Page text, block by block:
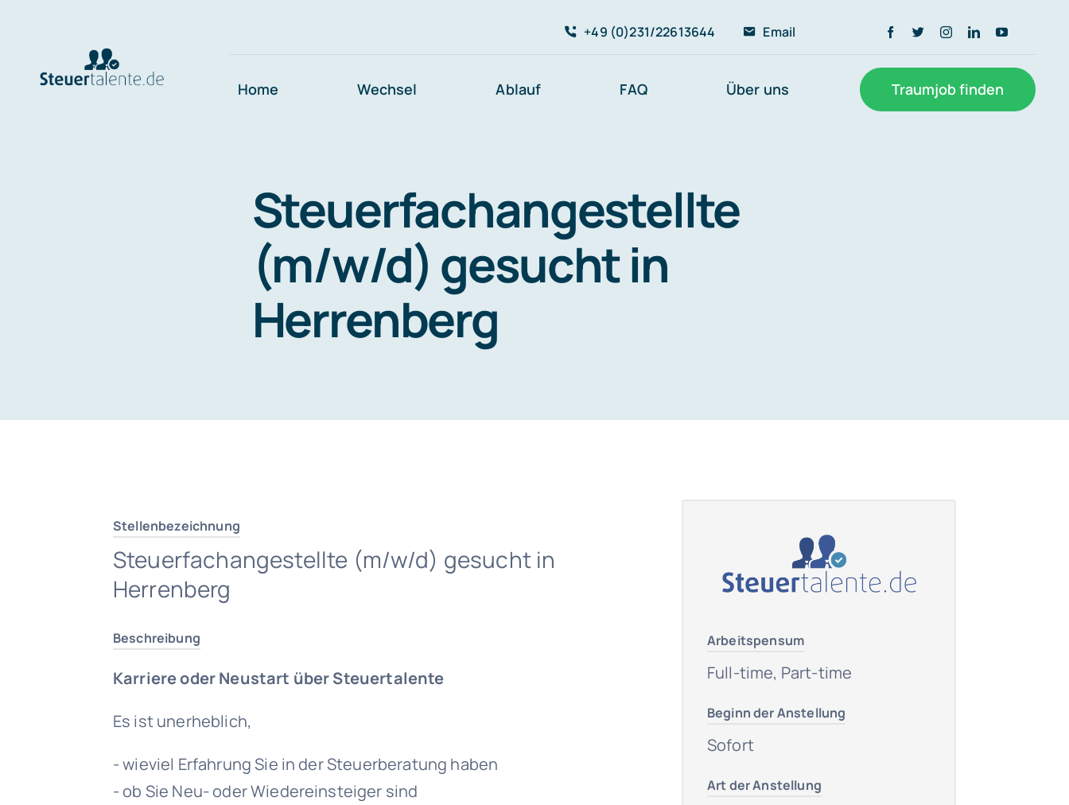
content
+49 (0)231/22613644 Email
Home Wechsel Ablauf FAQ Über uns Traumjob finden
Steuerfachangestellte
(m/w/d) gesucht in
Herrenberg
Stellenbezeichnung
Steuerfachangestellte (m/w/d) gesucht in
Herrenberg
Beschreibung
Karriere oder Neustart über Steuertalente
Es ist unerheblich,
- wieviel Erfahrung Sie in der Steuerberatung haben
- ob Sie Neu- oder Wiedereinsteiger sind
Arbeitspensum
Full-time, Part-time
Beginn der Anstellung
Sofort
Art der Anstellung